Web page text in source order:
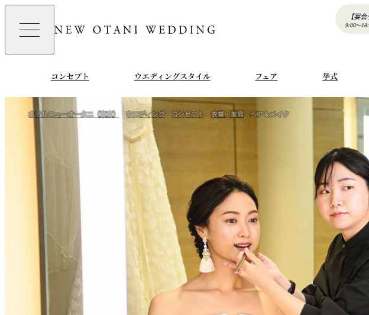
コンセプト ウエディングスタイル フェア 挙式
ホテルニューオータニ（東京） ウエディング コンセプト 衣裳・美容 ヘア＆メイク
【宴
9:00〜